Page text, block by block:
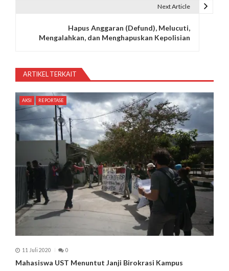
i
p
o
s
Next Article
Hapus Anggaran (Defund), Melucuti,
Mengalahkan, dan Menghapuskan Kepolisian
ARTIKEL TERKAIT
AKSI REPORTASE
11 Juli 2020 0
Mahasiswa UST Menuntut Janji Birokrasi Kampus